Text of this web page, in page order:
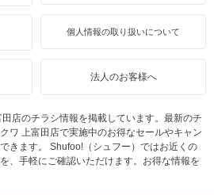
個人情報の取り扱いについて
法人のお客様へ
店のチラシ情報を掲載しています。最新のチ
ワ 上富田店で実施中のお得なセールやキャン
きます。 Shufoo!（シュフー）ではお近くの
、手軽にご確認いただけます。お得な情報を